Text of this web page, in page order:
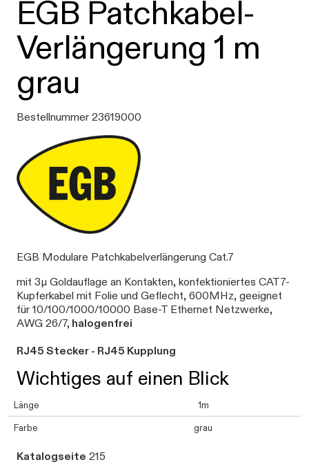
EGB Patchkabel-
Verlängerung 1 m
grau
Bestellnummer 23619000
EGB Modulare Patchkabelverlängerung Cat.7
mit 3μ Goldauflage an Kontakten, konfektioniertes CAT7-
Kupferkabel mit Folie und Geflecht, 600MHz, geeignet
für 10/100/1000/10000 Base-T Ethernet Netzwerke,
AWG 26/7, halogenfrei
RJ45 Stecker - RJ45 Kupplung
Wichtiges auf einen Blick
Länge 1m
Farbe grau
Katalogseite 215